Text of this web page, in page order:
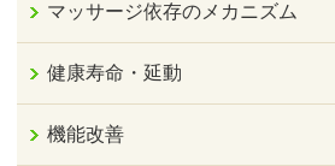
マッサージ依存のメカニズム
健康寿命・延動
機能改善